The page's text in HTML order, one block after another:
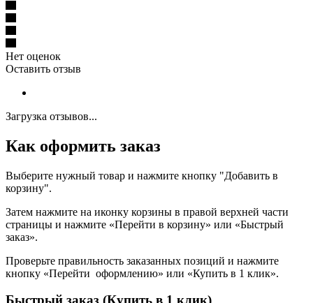
Нет оценок
Оставить отзыв
Загрузка отзывов...
Как оформить заказ
Выберите нужный товар и нажмите кнопку "Добавить в
корзину".
Затем нажмите на иконку корзины в правой верхней части
страницы и нажмите «Перейти в корзину» или «Быстрый
заказ».
Проверьте правильность заказанных позиций и нажмите
кнопку «Перейти оформлению» или «Купить в 1 клик».